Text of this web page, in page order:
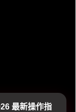
最新操作指